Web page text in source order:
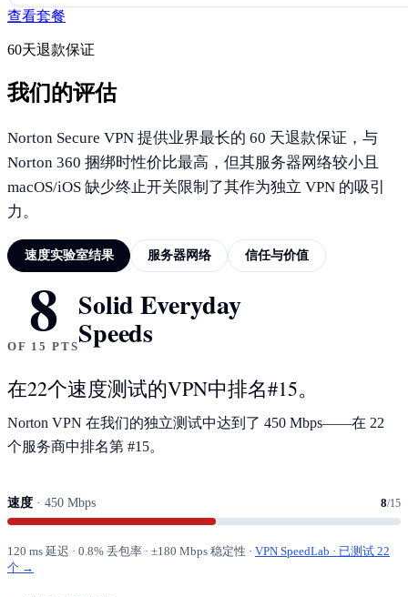
查看套餐
60天退款保证
我们的评估
Norton Secure VPN 提供业界最长的 60 天退款保证，与
Norton 360 捆绑时性价比最高，但其服务器网络较小且
macOS/iOS 缺少终止开关限制了其作为独立 VPN 的吸引
力。
速度实验室结果 服务器网络 信任与价值
速度实验室结果
8
OF 15 PTS
Solid Everyday
Speeds
在22个速度测试的VPN中排名#15。
Norton VPN 在我们的独立测试中达到了 450 Mbps——在 22
个服务商中排名第 #15。
速度 · 450 Mbps 8/15
120 ms 延迟 · 0.8% 丢包率 · ±180 Mbps 稳定性 · VPN SpeedLab · 已测试 22
个 →